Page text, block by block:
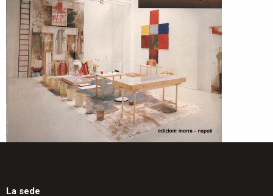
La sede